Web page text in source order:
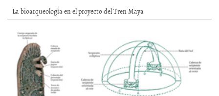
La bioarqueología en el proyecto del Tren Maya